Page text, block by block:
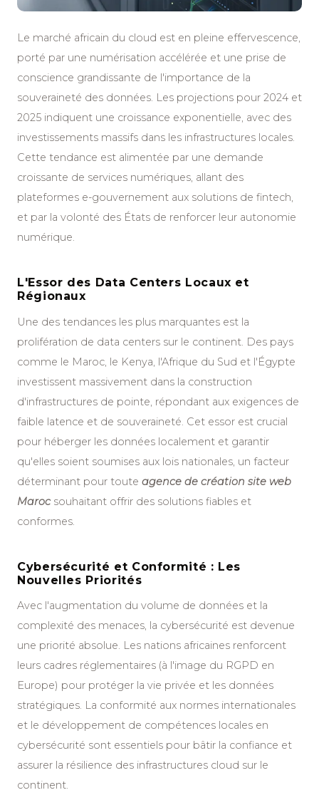
Le marché africain du cloud est en pleine effervescence,
porté par une numérisation accélérée et une prise de
conscience grandissante de l'importance de la
souveraineté des données. Les projections pour 2024 et
2025 indiquent une croissance exponentielle, avec des
investissements massifs dans les infrastructures locales.
Cette tendance est alimentée par une demande
croissante de services numériques, allant des
plateformes e-gouvernement aux solutions de fintech,
et par la volonté des États de renforcer leur autonomie
numérique.
L'Essor des Data Centers Locaux et
Régionaux
Une des tendances les plus marquantes est la
prolifération de data centers sur le continent. Des pays
comme le Maroc, le Kenya, l'Afrique du Sud et l'Égypte
investissent massivement dans la construction
d'infrastructures de pointe, répondant aux exigences de
faible latence et de souveraineté. Cet essor est crucial
pour héberger les données localement et garantir
qu'elles soient soumises aux lois nationales, un facteur
déterminant pour toute agence de création site web
Marocsouhaitant offrir des solutions fiables et
conformes.
Cybersécurité et Conformité : Les
Nouvelles Priorités
Avec l'augmentation du volume de données et la
complexité des menaces, la cybersécurité est devenue
une priorité absolue. Les nations africaines renforcent
leurs cadres réglementaires (à l'image du RGPD en
Europe) pour protéger la vie privée et les données
stratégiques. La conformité aux normes internationales
et le développement de compétences locales en
cybersécurité sont essentiels pour bâtir la confiance et
assurer la résilience des infrastructures cloud sur le
continent.